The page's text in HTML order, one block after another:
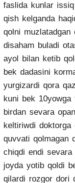
faslida kunlar
qish kelganda
qolni
disaham buladi
ayol bilan ketib
bek dadasini
yurgizardi qora
kuni bek
birdan sevara
keltiriwdi
quvvati qolmagan
chiqdi endi
joyda yotib qoldi
qilardi rozgor dori